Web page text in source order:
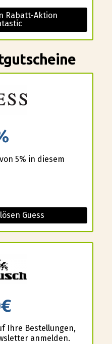
Rabatt-Aktion
5% in diesem
Guess
Ihre Bestellungen,
anmelden.